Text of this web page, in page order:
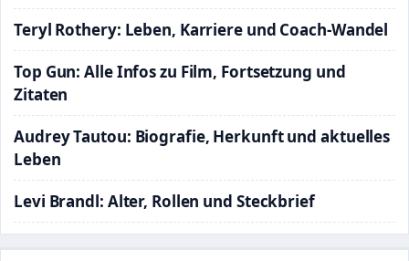
Teryl Rothery: Leben, Karriere und Coach-Wandel
Top Gun: Alle Infos zu Film, Fortsetzung und
Zitaten
Audrey Tautou: Biografie, Herkunft und aktuelles
Leben
Levi Brandl: Alter, Rollen und Steckbrief